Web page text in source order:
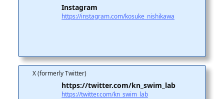
Instagram
https://instagram.com/kosuke_nishikawa
X (formerly Twitter)
https://twitter.com/kn_swim_lab
https://twitter.com/kn_swim_lab